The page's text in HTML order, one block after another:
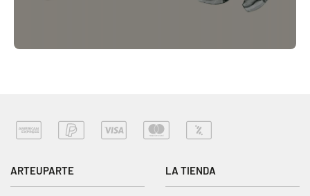
ARTEUPARTE LA TIENDA